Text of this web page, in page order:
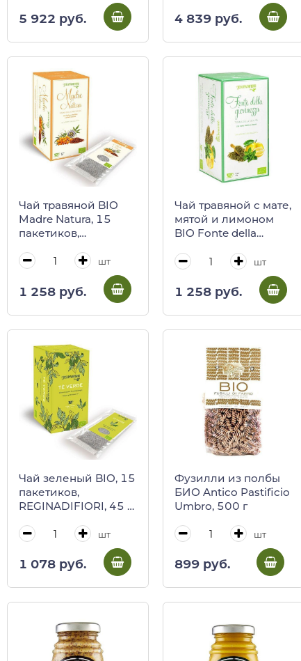
5 922 руб. 4 839 руб.
Чай травяной BIO
Madre Natura, 15
пакетиков,
(карт/кор)
шт
1 258 руб.
Чай травяной с мате,
мятой и лимоном
BIO Fonte della
пакетиков,
REGINADIFIORI, 45 г
(карт/кор)
шт
1 258 руб.
Чай зеленый BIO, 15
пакетиков,
REGINADIFIORI, 45 г
шт
1 078 руб.
Фузилли из полбы
БИО Antico Pastificio
Umbro, 500 г
шт
899 руб.